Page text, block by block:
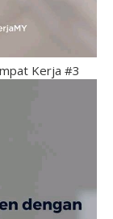
Kerja #3